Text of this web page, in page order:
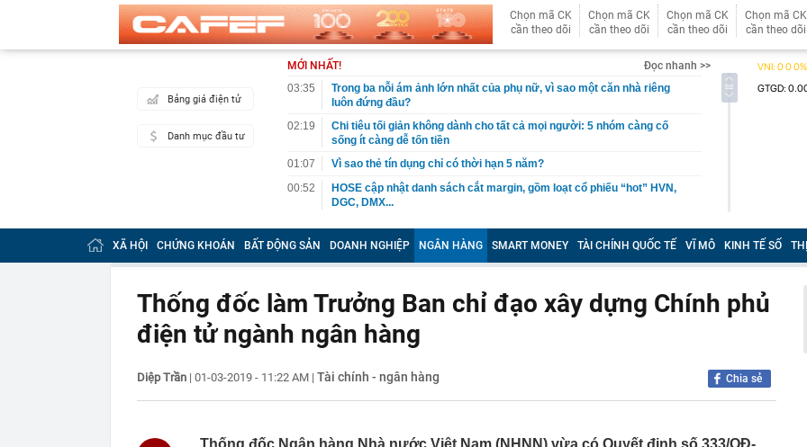
Chọn mã CK
cần theo dõi
Chọn mã CK
cần theo dõi
Chọn mã CK
cần theo dõi
Chọn mã CK
cần theo dõi
Bảng giá điện tử
Danh mục đầu tư
MỚI NHẤT!
Đọc nhanh >>
03:35
Trong ba nỗi ám ảnh lớn nhất của phụ nữ, vì sao một căn nhà riêng
luôn đứng đầu?
02:19
Chi tiêu tối giản không dành cho tất cả mọi người: 5 nhóm càng cố
sống ít càng dễ tốn tiền
01:07
Vì sao thẻ tín dụng chỉ có thời hạn 5 năm?
00:52
HOSE cập nhật danh sách cắt margin, gồm loạt cổ phiếu “hot” HVN,
DGC, DMX...
00:12
Tiền lớn bất ngờ trở lại, khối ngoại tung 2.200 tỷ đồng mua ròng cổ
phiếu Việt Nam chỉ trong 5 phiên
00:05
Một doanh nghiệp thép với 2.700 lao động đang nợ Trung Quốc gần 1,3
00:04
Một yếu tố quan trọng đang trở lại trên thị trường chứng khoán
Người đàn ông 50 tuổi ăn cà tím mỗi ngày để chữa tiểu đường, 3 tháng
sau bác sĩ hỏi: "Ông ăn gì thế?"
còn 400 tỷ
23:28
Trấn Thành công bố phim Tết 2027, nghe tên ai cũng quả quyết “chắc
23:14
Bí mật được Apple giấu kín suốt 15 năm trên iPhone
XÃ HỘI CHỨNG KHOÁN BẤT ĐỘNG SẢN DOANH NGHIỆP NGÂN HÀNG SMART MONEY TÀI CHÍNH QUỐC TẾ VĨ MÔ KINH TẾ SỐ
Thống đốc làm Trưởng Ban chỉ đạo xây dựng Chính phủ
điện tử ngành ngân hàng
Diệp Trần | 01-03-2019 - 11:22 AM | Tài chính - ngân hàng Chia sẻ
Thống đốc Ngân hàng Nhà nước Việt Nam (NHNN) vừa có Quyết định số 333/QĐ-